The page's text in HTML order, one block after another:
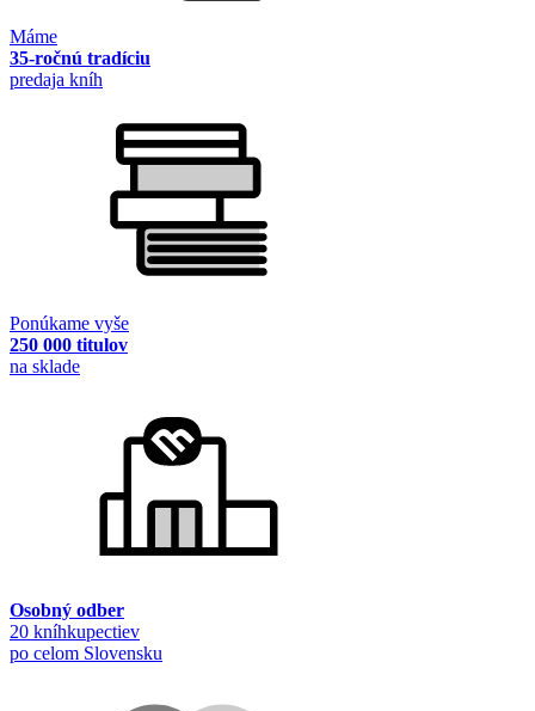
Máme
35-ročnú tradíciu
predaja kníh
Ponúkame vyše
250 000 titulov
na sklade
Osobný odber
20 kníhkupectiev
po celom Slovensku